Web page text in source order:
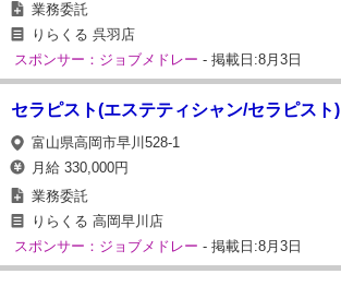
業務委託
りらくる 呉羽店
スポンサー：ジョブメドレー - 掲載日:8月3日
セラピスト(エステティシャン/セラピスト)
富山県高岡市早川528-1
月給 330,000円
業務委託
りらくる 高岡早川店
スポンサー：ジョブメドレー - 掲載日:8月3日